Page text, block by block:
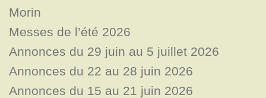
Morin
Messes de l’été 2026
Annonces du 29 juin au 5 juillet 2026
Annonces du 22 au 28 juin 2026
Annonces du 15 au 21 juin 2026